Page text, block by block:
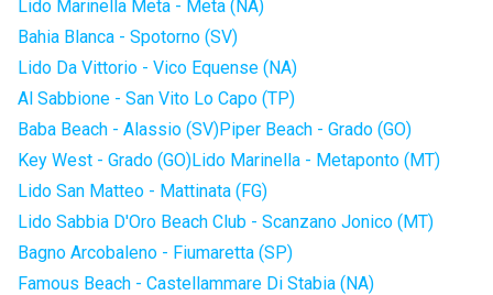
Lido Marinella Meta - Meta (NA)
Bahia Blanca - Spotorno (SV)
Lido Da Vittorio - Vico Equense (NA)
Al Sabbione - San Vito Lo Capo (TP)
Baba Beach - Alassio (SV)Piper Beach - Grado (GO)
Key West - Grado (GO)Lido Marinella - Metaponto (MT)
Lido San Matteo - Mattinata (FG)
Lido Sabbia D'Oro Beach Club - Scanzano Jonico (MT)
Bagno Arcobaleno - Fiumaretta (SP)
Famous Beach - Castellammare Di Stabia (NA)